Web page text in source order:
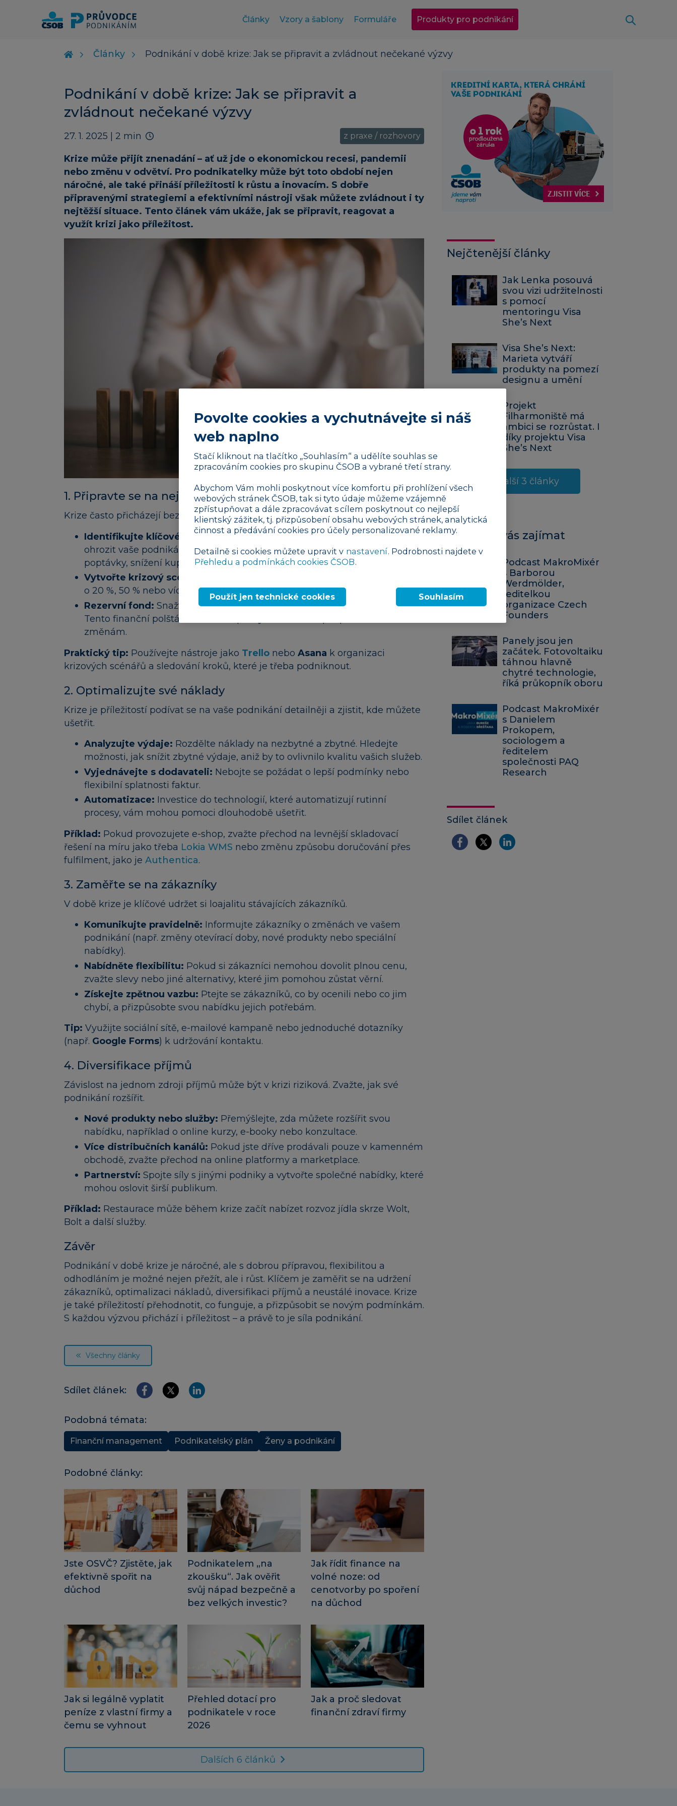
Články Vzory a šablony Formuláře Produkty pro podnikání
Články Podnikání v době krize: Jak se připravit a zvládnout nečekané výzvy
Podnikání v době krize: Jak se připravit a
zvládnout nečekané výzvy
27. 1. 2025 | 2 min z praxe / rozhovory
Krize může přijít znenadání – ať už jde o ekonomickou recesi, pandemii
nebo změnu v odvětví. Pro podnikatelky může být toto období nejen
náročné, ale také přináší příležitosti k růstu a inovacím. S dobře
připravenými strategiemi a efektivními nástroji však můžete zvládnout i ty
nejtěžší situace. Tento článek vám ukáže, jak se připravit, reagovat a
využít krizi jako příležitost.
1. Připravte se na nejhorší: Tvorba krizového plánu
Krize často přicházejí bez varování, a proto je klíčové mít připravený plán.
Identifikujte klíčové rizikové faktory:Zamyslete se nad tím, co by mohlo
ohrozit vaše podnikání (např. výpadky dodavatelského řetězce, pokles
poptávky, snížení kupní síly zákazníků).
Vytvořte krizový scénář:
o 20 %, 50 % nebo více. Jak byste pokryli náklady? Co byste omezili?
Rezervní fond: Snažte se mít rezervu na 3–6 měsíců provozních nákladů.
Tento finanční polštář vám může poskytnout čas na přizpůsobení se
změnám.
Praktický tip: Používejte nástroje jako Trello nebo Asana k organizaci
krizových scénářů a sledování kroků, které je třeba podniknout.
2. Optimalizujte své náklady
Krize je příležitostí podívat se na vaše podnikání detailněji a zjistit, kde můžete
ušetřit.
Analyzujte výdaje: Rozdělte náklady na nezbytné a zbytné. Hledejte
možnosti, jak snížit zbytné výdaje, aniž by to ovlivnilo kvalitu vašich služeb.
Vyjednávejte s dodavateli: Nebojte se požádat o lepší podmínky nebo
flexibilní splatnosti faktur.
Automatizace: Investice do technologií, které automatizují rutinní
procesy, vám mohou pomoci dlouhodobě ušetřit.
Příklad: Pokud provozujete e-shop, zvažte přechod na levnější skladovací
řešení na míru jako třeba Lokia WMS nebo změnu způsobu doručování přes
fulfilment, jako je Authentica.
3. Zaměřte se na zákazníky
V době krize je klíčové udržet si loajalitu stávajících zákazníků.
Komunikujte pravidelně: Informujte zákazníky o změnách ve vašem
podnikání (např. změny otevírací doby, nové produkty nebo speciální
nabídky).
Nabídněte flexibilitu: Pokud si zákazníci nemohou dovolit plnou cenu,
zvažte slevy nebo jiné alternativy, které jim pomohou zůstat věrní.
Získejte zpětnou vazbu: Ptejte se zákazníků, co by ocenili nebo co jim
chybí, a přizpůsobte svou nabídku jejich potřebám.
Tip: Využijte sociální sítě, e-mailové kampaně nebo jednoduché dotazníky
(např. Google Forms) k udržování kontaktu.
4. Diversifikace příjmů
Závislost na jednom zdroji příjmů může být v krizi riziková. Zvažte, jak své
podnikání rozšířit.
Nové produkty nebo služby: Přemýšlejte, zda můžete rozšířit svou
nabídku, například o online kurzy, e-booky nebo konzultace.
Více distribučních kanálů: Pokud jste dříve prodávali pouze v kamenném
obchodě, zvažte přechod na online platformy a marketplace.
Partnerství: Spojte síly s jinými podniky a vytvořte společné nabídky, které
mohou oslovit širší publikum.
Příklad: Restaurace může během krize začít nabízet rozvoz jídla skrze Wolt,
Bolt a další služby.
Závěr
Podnikání v době krize je náročné, ale s dobrou přípravou, flexibilitou a
odhodláním je možné nejen přežít, ale i růst. Klíčem je zaměřit se na udržení
zákazníků, optimalizaci nákladů, diversifikaci příjmů a neustálé inovace. Krize
je také příležitostí přehodnotit, co funguje, a přizpůsobit se novým podmínkám.
S každou výzvou přichází i příležitost – a právě to je síla podnikání.
Všechny články
Sdílet článek:
Podobná témata:
Finanční management Podnikatelský plán Ženy a podnikání
Podobné články:
Jste OSVČ? Zjistěte, jak
efektivně spořit na
důchod
Podnikatelem „na
zkoušku“. Jak ověřit
svůj nápad bezpečně a
bez velkých investic?
Jak řídit finance na
volné noze: od
cenotvorby po spoření
na důchod
Jak si legálně vyplatit
peníze z vlastní firmy a
čemu se vyhnout
Přehled dotací pro
podnikatele v roce
2026
Jak a proč sledovat
finanční zdraví firmy
Dalších 6 článků
Nejčtenější články
Jak Lenka posouvá
svou vizi udržitelnosti
s pomocí
mentoringu Visa
She’s Next
Visa She’s Next:
Marieta vytváří
produkty na pomezí
designu a umění
Projekt
Filharmoniště má
ambici se rozrůstat. I
díky projektu Visa
She’s Next
Další 3 články
Mohlo by vás zajímat
Podcast MakroMixér
s Barborou
Werdmölder,
ředitelkou
organizace Czech
Founders
Panely jsou jen
začátek. Fotovoltaiku
táhnou hlavně
chytré technologie,
říká průkopník oboru
Podcast MakroMixér
s Danielem
Prokopem,
sociologem a
ředitelem
společnosti PAQ
Research
Sdílet článek
Povolte cookies a vychutnávejte si náš
web naplno
Stačí kliknout na tlačítko „Souhlasím“ a udělíte souhlas se
zpracováním cookies pro skupinu ČSOB a vybrané třetí strany.
Abychom Vám mohli poskytnout více komfortu při prohlížení všech
webových stránek ČSOB, tak si tyto údaje můžeme vzájemně
zpřístupňovat a dále zpracovávat s cílem poskytnout co nejlepší
klientský zážitek, tj. přizpůsobení obsahu webových stránek, analytická
činnost a předávání cookies pro účely personalizované reklamy.
Detailně si cookies můžete upravit v nastavení. Podrobnosti najdete v
Přehledu a podmínkách cookies ČSOB.
Použít jen technické cookies Souhlasím